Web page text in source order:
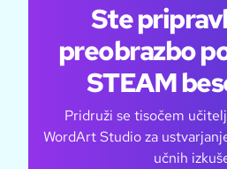
Ste
preobrazbo
STEAM
Pridruži se tisočem
WordArt Studio za
učnih